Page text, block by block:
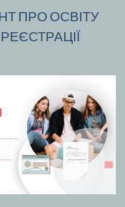
ПРО ОСВІТУ